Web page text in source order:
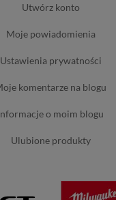
utwórz konto
moje powiadomienia
ustawienia prywatności
moje komentarze na blogu
informacje o moim blogu
ulubione produkty